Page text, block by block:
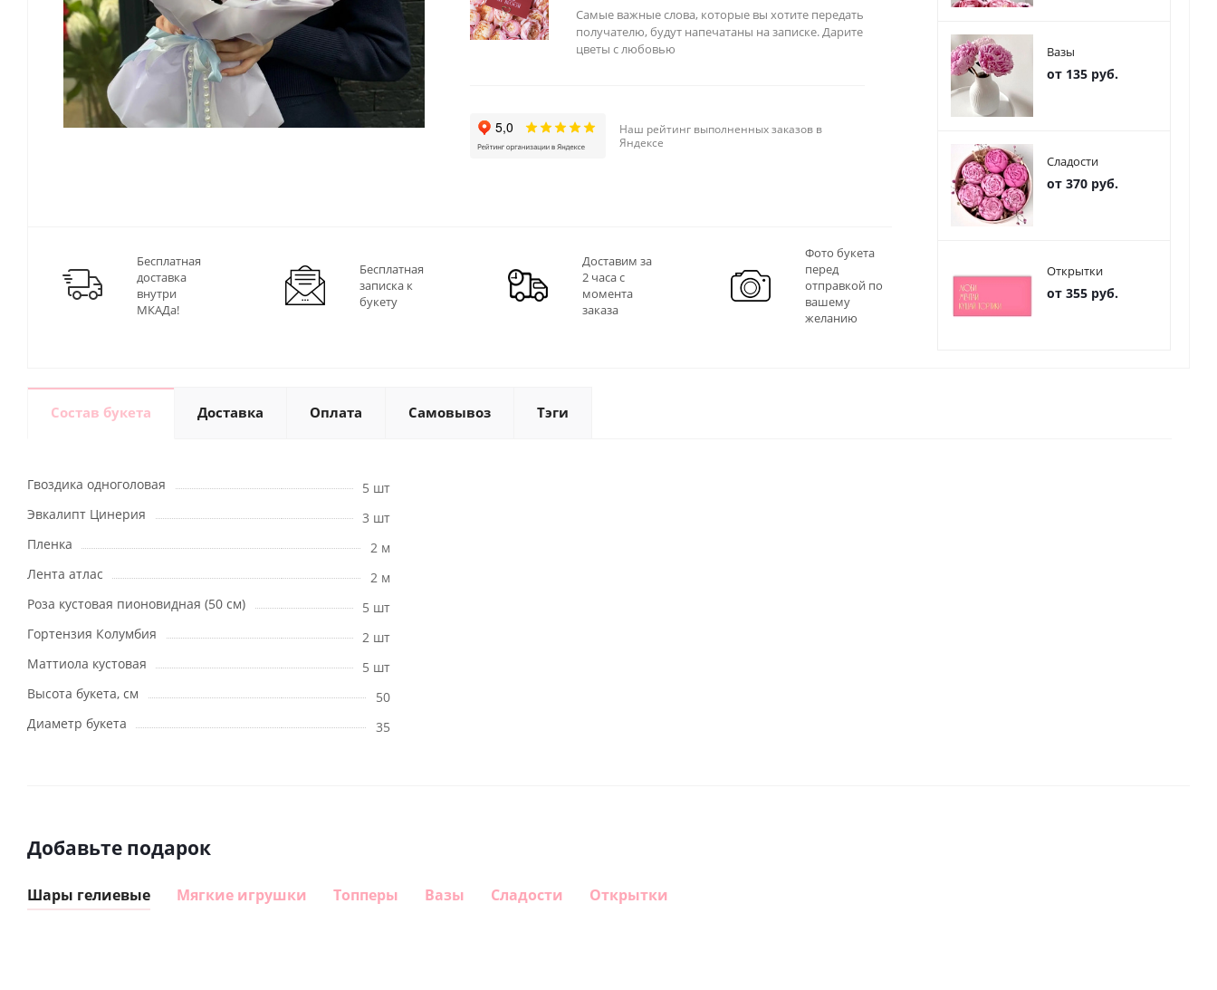
Самые важные слова, которые вы хотите передать
получателю, будут напечатаны на записке. Дарите
цветы с любовью
Наш рейтинг выполненных заказов в
Яндексе
Бесплатная
доставка
внутри
МКАДа!
Бесплатная
записка к
букету
Доставим за
2 часа с
момента
заказа
Фото букета
перед
отправкой по
вашему
желанию
Вазы
от 135 руб.
Сладости
от 370 руб.
Открытки
от 355 руб.
Состав букета Доставка Оплата Самовывоз Тэги
Гвоздика одноголовая
5 шт
Эвкалипт Цинерия
3 шт
Пленка
2 м
Лента атлас
2 м
Роза кустовая пионовидная (50 см)
5 шт
Гортензия Колумбия
2 шт
Маттиола кустовая
5 шт
Высота букета, см
50
Диаметр букета
35
Добавьте подарок
Шары гелиевые Мягкие игрушки Топперы Вазы Сладости Открытки